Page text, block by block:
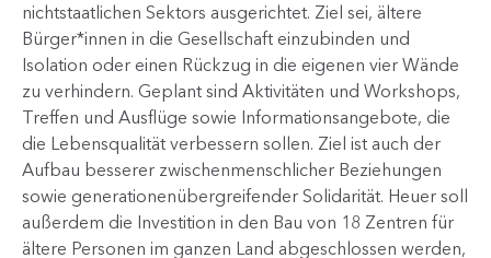
nichtstaatlichen Sektors ausgerichtet. Ziel sei, ältere
Bürger*innen in die Gesellschaft einzubinden und
Isolation oder einen Rückzug in die eigenen vier Wände
zu verhindern. Geplant sind Aktivitäten und Workshops,
Treffen und Ausflüge sowie Informationsangebote, die
die Lebensqualität verbessern sollen. Ziel ist auch der
Aufbau besserer zwischenmenschlicher Beziehungen
sowie generationenübergreifender Solidarität. Heuer soll
außerdem die Investition in den Bau von 18 Zentren für
ältere Personen im ganzen Land abgeschlossen werden,